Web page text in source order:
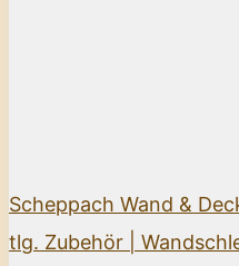
Scheppach Wand &
tlg. Zubehör |